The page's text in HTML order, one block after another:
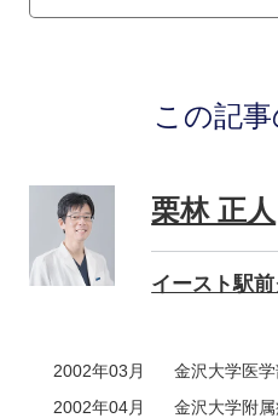
この記
栗林 正人
イースト駅
2002年03月
金沢大学医
2002年04月
金沢大学附